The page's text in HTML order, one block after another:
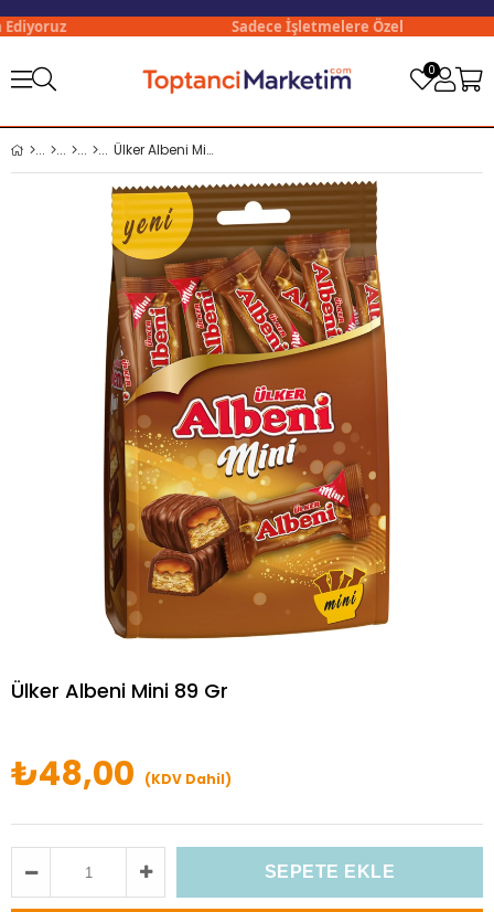
Sadece İşletmelere Özel
0
Ülker Albeni Mini 89 Gr
Ülker Albeni Mini 89 Gr
₺48,00 (KDV Dahil)